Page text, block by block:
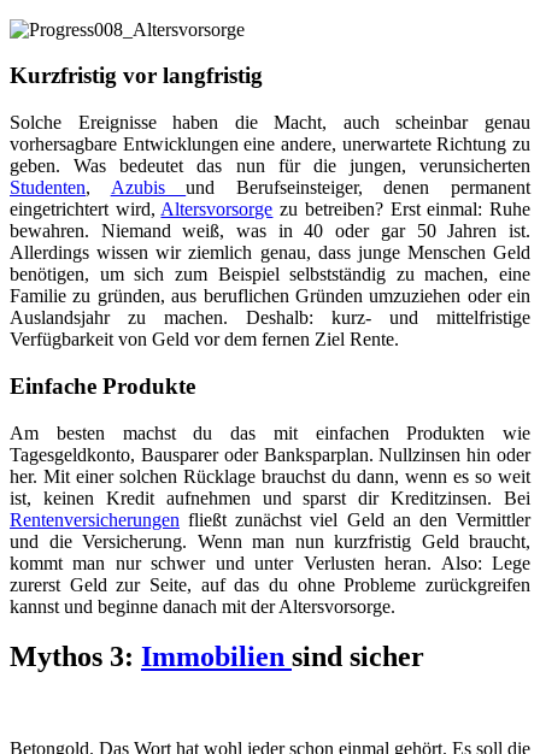
Kurzfristig vor langfristig
Solche Ereignisse haben die Macht, auch scheinbar genau
vorhersagbare Entwicklungen eine andere, unerwartete Richtung zu
geben. Was bedeutet das nun für die jungen, verunsicherten
Studenten, Azubisund Berufseinsteiger, denen permanent
eingetrichtert wird, Altersvorsorge zu betreiben? Erst einmal: Ruhe
bewahren. Niemand weiß, was in 40 oder gar 50 Jahren ist.
Allerdings wissen wir ziemlich genau, dass junge Menschen Geld
benötigen, um sich zum Beispiel selbstständig zu machen, eine
Familie zu gründen, aus beruflichen Gründen umzuziehen oder ein
Auslandsjahr zu machen. Deshalb: kurz- und mittelfristige
Verfügbarkeit von Geld vor dem fernen Ziel Rente.
Einfache Produkte
Am besten machst du das mit einfachen Produkten wie
Tagesgeldkonto, Bausparer oder Banksparplan. Nullzinsen hin oder
her. Mit einer solchen Rücklage brauchst du dann, wenn es so weit
ist, keinen Kredit aufnehmen und sparst dir Kreditzinsen. Bei
Rentenversicherungen fließt zunächst viel Geld an den Vermittler
und die Versicherung. Wenn man nun kurzfristig Geld braucht,
kommt man nur schwer und unter Verlusten heran. Also: Lege
zurerst Geld zur Seite, auf das du ohne Probleme zurückgreifen
kannst und beginne danach mit der Altersvorsorge.
Mythos 3: Immobilien sind sicher
Betongold. Das Wort hat wohl jeder schon einmal gehört. Es soll die